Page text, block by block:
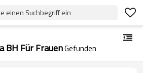
einen Suchbegriff ein
BH Für FrauenGefunden